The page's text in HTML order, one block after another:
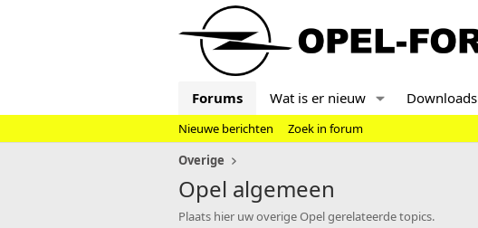
Forums Wat is er nieuw Downloads
Nieuwe berichten
Zoek in forum
Overige
Opel algemeen
Plaats hier uw overige Opel gerelateerde topics.